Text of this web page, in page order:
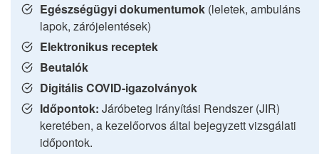
Egészségügyi dokumentumok (leletek, ambuláns
lapok, zárójelentések)
Elektronikus receptek
Beutalók
Digitális COVID-igazolványok
Időpontok: Járóbeteg Irányítási Rendszer (JIR)
keretében, a kezelőorvos által bejegyzett vizsgálati
időpontok.